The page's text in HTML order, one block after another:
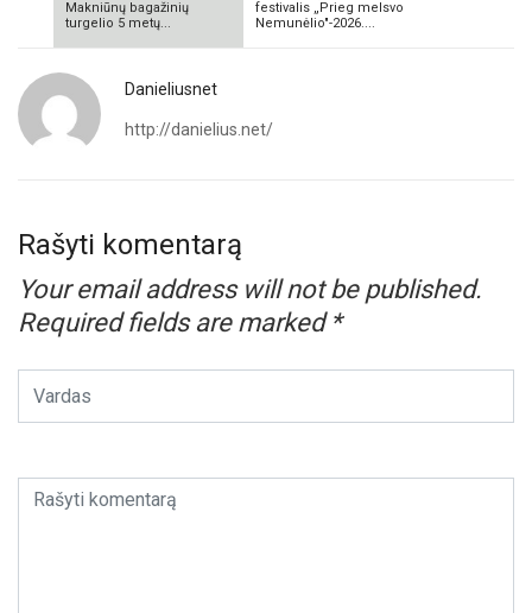
Makniūnų bagažinių
turgelio 5 metų...
festivalis „Prieg melsvo
Nemunėlio"-2026....
Danieliusnet
http://danielius.net/
Rašyti komentarą
Your email address will not be published.
Required fields are marked *